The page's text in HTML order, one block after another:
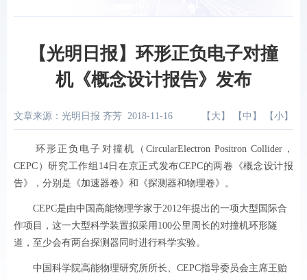
【光明日报】环形正负电子对撞
机《概念设计报告》发布
文章来源：光明日报 齐芳 2018-11-16 【 大 】 【 中 】 【 小 】
环形正负电子对撞机（CircularElectron Positron Collider，
CEPC）研究工作组14日在京正式发布CEPC的两卷《概念设计报
告》，分别是《加速器卷》和《探测器和物理卷》。
CEPC是由中国高能物理学家于2012年提出的一项大型国际合
作项目，这一大型科学装置拟采用100公里周长的对撞机环形隧
道，至少会有两台探测器同时进行科学实验。
中国科学院高能物理研究所所长、CEPC指导委员会主席王贻